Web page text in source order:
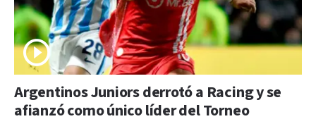
Argentinos Juniors derrotó a Racing y se
afianzó como único líder del Torneo